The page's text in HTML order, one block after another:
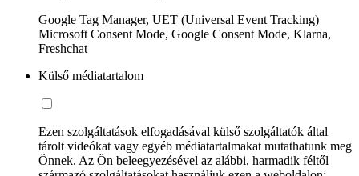
Google Tag Manager, UET (Universal Event Tracking)
Microsoft Consent Mode, Google Consent Mode, Klarna,
Freshchat
Külső médiatartalom
Ezen szolgáltatások elfogadásával külső szolgáltatók által
tárolt videókat vagy egyéb médiatartalmakat mutathatunk meg
Önnek. Az Ön beleegyezésével az alábbi, harmadik féltől